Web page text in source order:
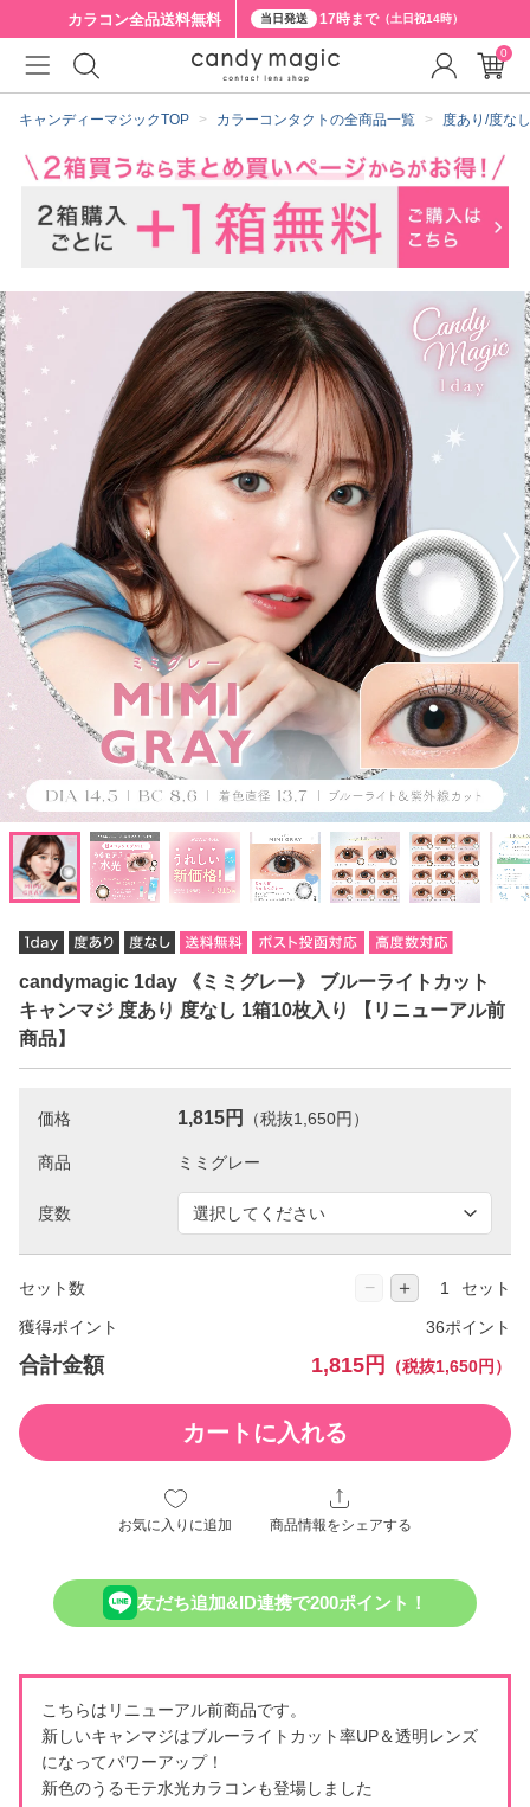
カラコン全品送料無料 当日発送 17時まで（土日祝14時）
キャンディーマジックTOP カラーコンタクトの全商品一覧 度あり/度な
candymagic 1day 《ミミグレー》 ブルーライトカット
キャンマジ 度あり 度なし 1箱10枚入り 【リニューアル前
商品】
価格 1,815円 （税抜1,650円）
商品
度数
セット数 − ＋ セット
獲得ポイント 36ポイント
合計金額 1,815円 （税抜1,650円）
カートに入れる
お気に入りに追加 商品情報をシェアする
友だち追加&ID連携で200ポイント！
こちらはリニューアル前商品です。
新しいキャンマジはブルーライトカット率UP＆透明レンズ
になってパワーアップ！
新色のうるモテ水光カラコンも登場しました
0
クーポン詳細